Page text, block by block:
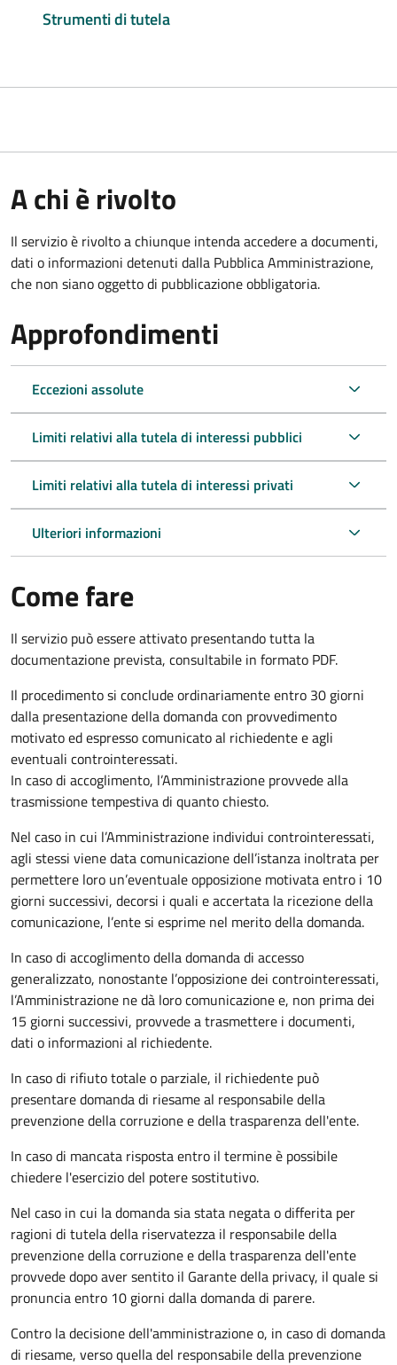
Strumenti di tutela
A chi è rivolto
Il servizio è rivolto a chiunque intenda accedere a documenti,
dati o informazioni detenuti dalla Pubblica Amministrazione,
che non siano oggetto di pubblicazione obbligatoria.
Approfondimenti
Eccezioni assolute
Limiti relativi alla tutela di interessi pubblici
Limiti relativi alla tutela di interessi privati
Ulteriori informazioni
Come fare
Il servizio può essere attivato presentando tutta la
documentazione prevista, consultabile in formato PDF.
Il procedimento si conclude ordinariamente entro 30 giorni
dalla presentazione della domanda con provvedimento
motivato ed espresso comunicato al richiedente e agli
eventuali controinteressati.
In caso di accoglimento, l’Amministrazione provvede alla
trasmissione tempestiva di quanto chiesto.
Nel caso in cui l’Amministrazione individui controinteressati,
agli stessi viene data comunicazione dell’istanza inoltrata per
permettere loro un’eventuale opposizione motivata entro i 10
giorni successivi, decorsi i quali e accertata la ricezione della
comunicazione, l’ente si esprime nel merito della domanda.
In caso di accoglimento della domanda di accesso
generalizzato, nonostante l’opposizione dei controinteressati,
l’Amministrazione ne dà loro comunicazione e, non prima dei
15 giorni successivi, provvede a trasmettere i documenti,
dati o informazioni al richiedente.
In caso di rifiuto totale o parziale, il richiedente può
presentare domanda di riesame al responsabile della
prevenzione della corruzione e della trasparenza dell'ente.
In caso di mancata risposta entro il termine è possibile
chiedere l'esercizio del potere sostitutivo.
Nel caso in cui la domanda sia stata negata o differita per
ragioni di tutela della riservatezza il responsabile della
prevenzione della corruzione e della trasparenza dell'ente
provvede dopo aver sentito il Garante della privacy, il quale si
pronuncia entro 10 giorni dalla domanda di parere.
Contro la decisione dell'amministrazione o, in caso di domanda
di riesame, verso quella del responsabile della prevenzione